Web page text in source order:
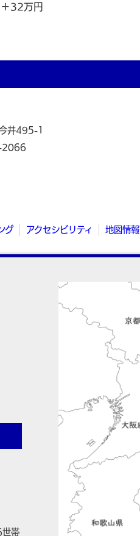
32万円
井495-1
2066
グ アクセシビリティ 地図情報
帯